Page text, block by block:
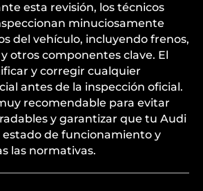
esta revisión, los técnicos
minuciosamente
del vehículo, incluyendo frenos,
otros componentes clave. El
y corregir cualquier
antes de la inspección oficial.
recomendable para evitar
y garantizar que tu Audi
de funcionamiento y
las normativas.